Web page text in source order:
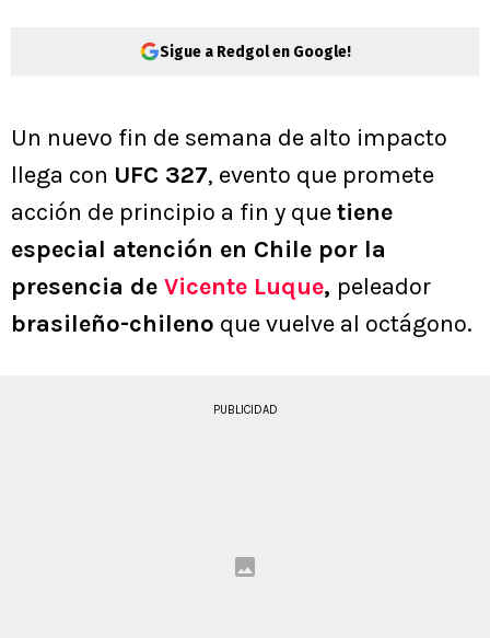
Sigue a Redgol en Google!
Un nuevo fin de semana de alto impacto
llega con UFC 327, evento que promete
acción de principio a fin y quetiene
especial atención en Chile por la
presencia de Vicente Luque, peleador
brasileño-chileno que vuelve al octágono.
PUBLICIDAD